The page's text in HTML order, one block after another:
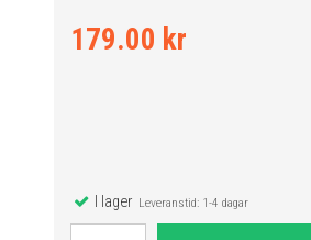
179.00 kr
I lagerLeveranstid: 1-4 dagar